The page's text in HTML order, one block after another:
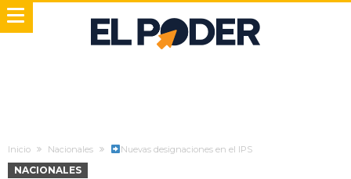
Inicio Nacionales Nuevas designaciones en el IPS
NACIONALES